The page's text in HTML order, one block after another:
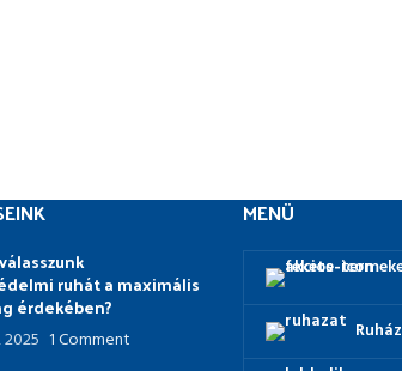
ruhát a maximális
érdekében?
2025 1 Comment
MENÜ